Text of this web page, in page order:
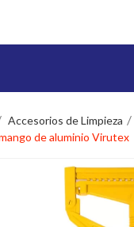
Accesorios de Limpieza
de aluminio Virutex